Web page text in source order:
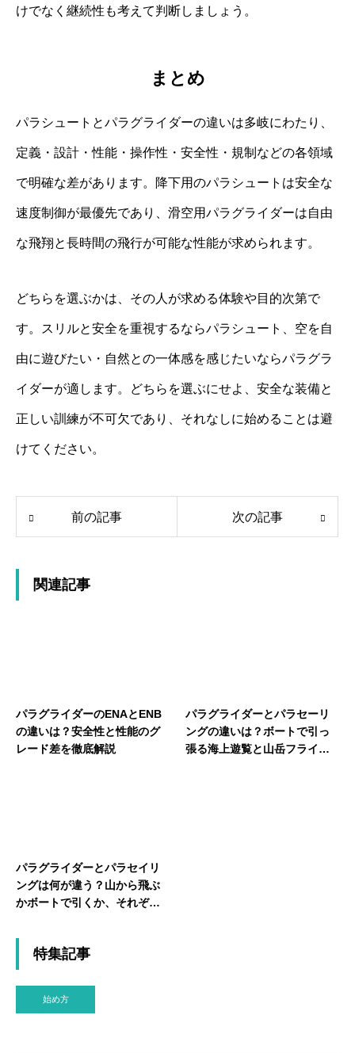
けでなく継続性も考えて判断しましょう。
まとめ
パラシュートとパラグライダーの違いは多岐にわたり、
定義・設計・性能・操作性・安全性・規制などの各領域
で明確な差があります。降下用のパラシュートは安全な
速度制御が最優先であり、滑空用パラグライダーは自由
な飛翔と長時間の飛行が可能な性能が求められます。
どちらを選ぶかは、その人が求める体験や目的次第で
す。スリルと安全を重視するならパラシュート、空を自
由に遊びたい・自然との一体感を感じたいならパラグラ
イダーが適します。どちらを選ぶにせよ、安全な装備と
正しい訓練が不可欠であり、それなしに始めることは避
けてください。
前の記事 次の記事
関連記事
パラグライダーのENAとENB
の違いは？安全性と性能のグ
レード差を徹底解説
パラグライダーとパラセーリ
ングの違いは？ボートで引っ
張る海上遊覧と山岳フライト
パラグライダーとパラセイリ
ングは何が違う？山から飛ぶ
かボートで引くか、それぞれ
特集記事
始め方